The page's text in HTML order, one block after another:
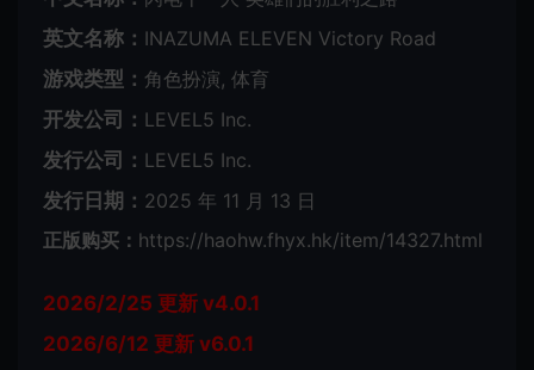
英文名称： INAZUMA ELEVEN Victory Road
游戏类型： 角色扮演, 体育
开发公司： LEVEL5 Inc.
发行公司： LEVEL5 Inc.
发行日期： 2025 年 11 月 13 日
正版购买： https://haohw.fhyx.hk/item/14327.html
2026/2/25 更新 v4.0.1
2026/6/12 更新 v6.0.1